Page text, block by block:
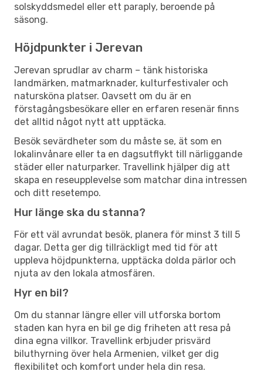
solskyddsmedel eller ett paraply, beroende på
säsong.
Höjdpunkter i Jerevan
Jerevan sprudlar av charm – tänk historiska
landmärken, matmarknader, kulturfestivaler och
natursköna platser. Oavsett om du är en
förstagångsbesökare eller en erfaren resenär finns
det alltid något nytt att upptäcka.
Besök sevärdheter som du måste se, ät som en
lokalinvånare eller ta en dagsutflykt till närliggande
städer eller naturparker. Travellink hjälper dig att
skapa en reseupplevelse som matchar dina intressen
och ditt resetempo.
Hur länge ska du stanna?
För ett väl avrundat besök, planera för minst 3 till 5
dagar. Detta ger dig tillräckligt med tid för att
uppleva höjdpunkterna, upptäcka dolda pärlor och
njuta av den lokala atmosfären.
Hyr en bil?
Om du stannar längre eller vill utforska bortom
staden kan hyra en bil ge dig friheten att resa på
dina egna villkor. Travellink erbjuder prisvärd
biluthyrning över hela Armenien, vilket ger dig
flexibilitet och komfort under hela din resa.